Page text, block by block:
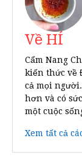
Về HÍ
Cẩm Nang
kiến thức về
cả mọi
hơn và có
một cuộc
Xem tất cả